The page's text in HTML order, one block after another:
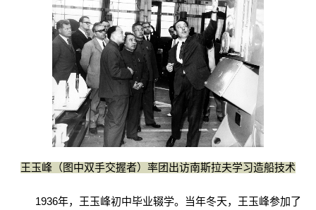
王玉峰（图中双手交握者）率团出访南斯拉夫学习造船技术
1936年，王玉峰初中毕业辍学。当年冬天，王玉峰参加了